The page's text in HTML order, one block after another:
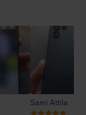
Sami Attila